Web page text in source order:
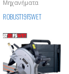
Μηχανήματα
Διάτρησης
Οικοδομικών Υλικών
ROBUST19FSWET